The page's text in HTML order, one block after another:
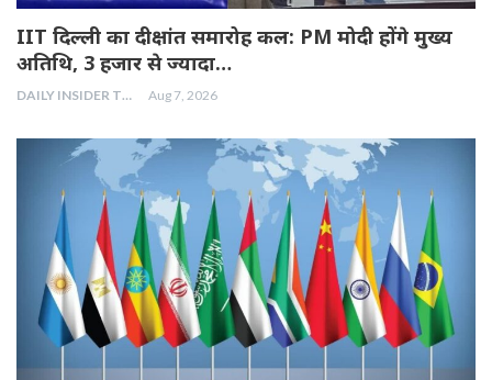
IIT दिल्ली का दीक्षांत समारोह कल: PM मोदी होंगे मुख्य
अतिथि, 3 हजार से ज्यादा…
DAILY INSIDER TEAM Aug 7, 2026